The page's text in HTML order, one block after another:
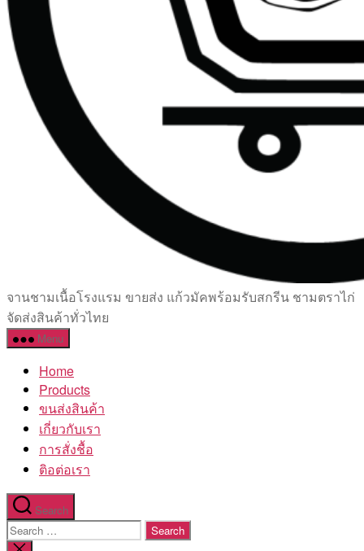
เซรามิค
ครบ
ครัน
โรงงาน
จานชามเนื้อโรงแรม ขายส่ง แก้วมัคพร้อมรับสกรีน ชามตราไก่
จัดส่งสินค้าทั่วไทย
Menu
Home
Products
ขนส่งสินค้า
เกี่ยวกับเรา
การสั่งชื้อ
ติอต่อเรา
Search
Search